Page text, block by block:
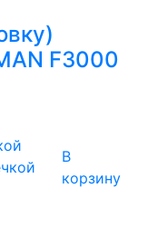
F3000
В
корзину